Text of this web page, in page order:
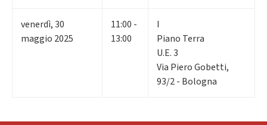
venerdì,30
maggio 2025
11:00 -
13:00
I
Piano Terra
U.E. 3
Via Piero Gobetti,
93/2 - Bologna